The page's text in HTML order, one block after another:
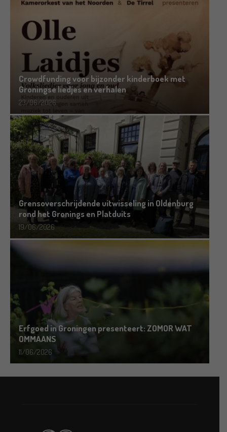
Crowdfunding voor bijzonder kinderboek met
Groningse liedjes en verhalen
23/06/2026
Grensoverschrijdende uitwisseling in Oldenburg
rond het Gronings en Platduits
19/06/2026
Erfgoed in Groningen presenteert: ZOMOR WAT
OMMAANS
11/06/2026